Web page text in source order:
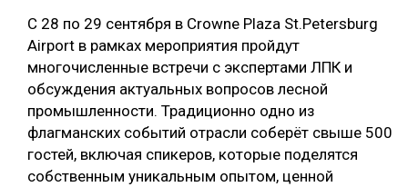
ЛЕСОПИЛЕНИЕ
ДЕРЕВЯННОЕ ДОМОСТРОЕНИЕ
БЕЗОПАСНОЕ ПРОИЗВОДСТВО
СОРТИРОВКА ДРЕВЕСИНЫ
СУШКА ДРЕВЕСИНЫ
МЕБЕЛЬНОЕ ПРОИЗВОДСТВО
С 28 по 29 сентября в Crowne Plaza St.Petersburg
Airport в рамках мероприятия пройдут
многочисленные встречи с экспертами ЛПК и
обсуждения актуальных вопросов лесной
промышленности. Традиционно одно из
флагманских событий отрасли соберёт свыше 500
гостей, включая спикеров, которые поделятся
собственным уникальным опытом, ценной